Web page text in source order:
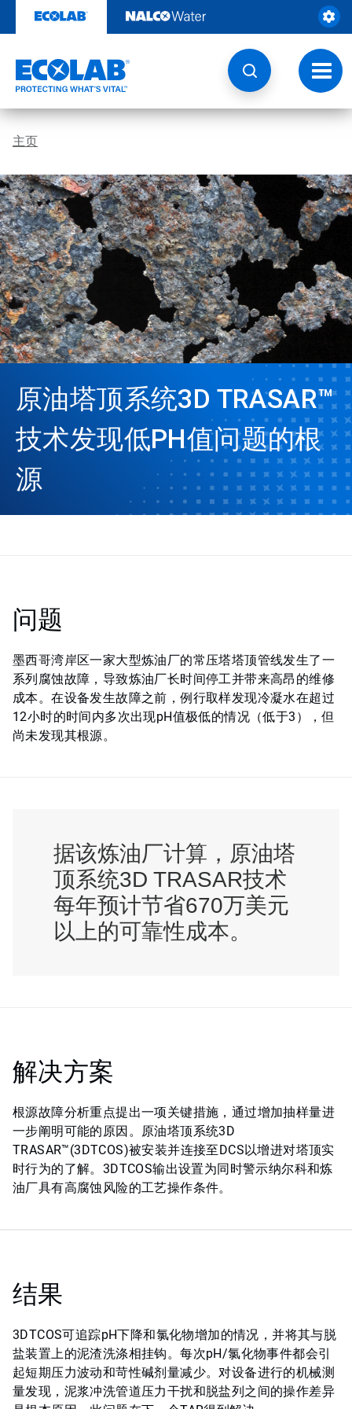
至
切
换
导
航
主页
原油塔顶系统3D TRASAR™
技术发现低PH值问题的根
源
问题
墨西哥湾岸区一家大型炼油厂的常压塔塔顶管线发生了一
系列腐蚀故障，导致炼油厂长时间停工并带来高昂的维修
成本。在设备发生故障之前，例行取样发现冷凝水在超过
12小时的时间内多次出现pH值极低的情况（低于3），但
尚未发现其根源。
据该炼油厂计算，原油塔
顶系统3D TRASAR技术
每年预计节省670万美元
以上的可靠性成本。
解决方案
根源故障分析重点提出一项关键措施，通过增加抽样量进
一步阐明可能的原因。原油塔顶系统3D
TRASAR™(3DTCOS)被安装并连接至DCS以增进对塔顶实
时行为的了解。3DTCOS输出设置为同时警示纳尔科和炼
油厂具有高腐蚀风险的工艺操作条件。
结果
3DTCOS可追踪pH下降和氯化物增加的情况，并将其与脱
盐装置上的泥渣洗涤相挂钩。每次pH/氯化物事件都会引
起短期压力波动和苛性碱剂量减少。对设备进行的机械测
量发现，泥浆冲洗管道压力干扰和脱盐列之间的操作差异